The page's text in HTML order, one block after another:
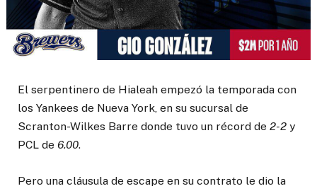
El serpentinero de Hialeah empezó la temporada con
los Yankees de Nueva York, en su sucursal de
Scranton-Wilkes Barre donde tuvo un récord de 2-2 y
PCL de 6.00.
Pero una cláusula de escape en su contrato le dio la